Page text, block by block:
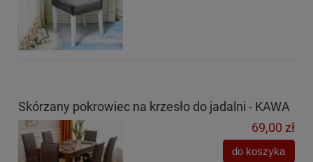
Skórzany pokrowiec na krzesło do jadalni - KAWA
69,00 zł
do koszyka